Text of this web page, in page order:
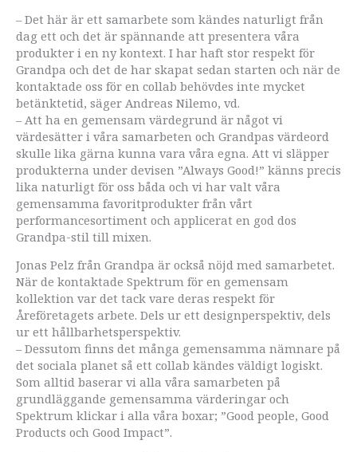
– Det här är ett samarbete som kändes naturligt från
dag ett och det är spännande att presentera våra
produkter i en ny kontext. I har haft stor respekt för
Grandpa och det de har skapat sedan starten och när de
kontaktade oss för en collab behövdes inte mycket
betänktetid, säger Andreas Nilemo, vd.
– Att ha en gemensam värdegrund är något vi
värdesätter i våra samarbeten och Grandpas värdeord
skulle lika gärna kunna vara våra egna. Att vi släpper
produkterna under devisen ”Always Good!” känns precis
lika naturligt för oss båda och vi har valt våra
gemensamma favoritprodukter från vårt
performancesortiment och applicerat en god dos
Grandpa-stil till mixen.
Jonas Pelz från Grandpa är också nöjd med samarbetet.
När de kontaktade Spektrum för en gemensam
kollektion var det tack vare deras respekt för
Åreföretagets arbete. Dels ur ett designperspektiv, dels
ur ett hållbarhetsperspektiv.
– Dessutom finns det många gemensamma nämnare på
det sociala planet så ett collab kändes väldigt logiskt.
Som alltid baserar vi alla våra samarbeten på
grundläggande gemensamma värderingar och
Spektrum klickar i alla våra boxar; ”Good people, Good
Products och Good Impact”.